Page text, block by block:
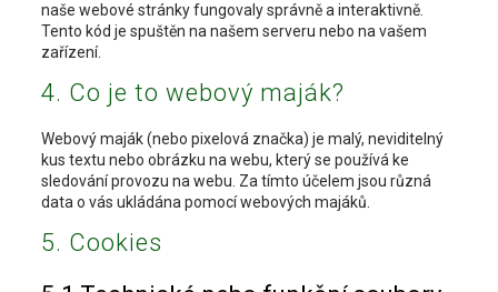
naše webové stránky fungovaly správně a interaktivně.
Tento kód je spuštěn na našem serveru nebo na vašem
zařízení.
4. Co je to webový maják?
Webový maják (nebo pixelová značka) je malý, neviditelný
kus textu nebo obrázku na webu, který se používá ke
sledování provozu na webu. Za tímto účelem jsou různá
data o vás ukládána pomocí webových majáků.
5. Cookies